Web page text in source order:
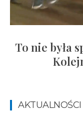
To nie była
AKTUALNOŚCI